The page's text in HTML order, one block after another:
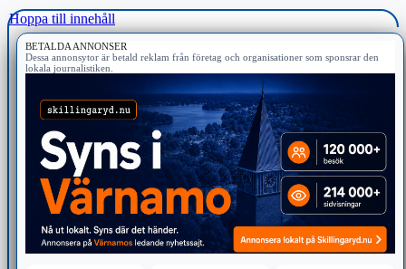
Hoppa till innehåll
BETALDA ANNONSER
Dessa annonsytor är betald reklam från företag och organisationer som sponsrar den
lokala journalistiken.